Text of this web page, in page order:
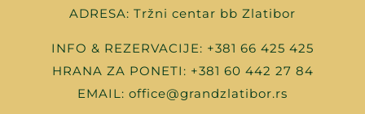
ADRESA: Tržni centar bb Zlatibor
INFO & REZERVACIJE: +381 66 425 425
HRANA ZA PONETI: +381 60 442 27 84
EMAIL: office@grandzlatibor.rs